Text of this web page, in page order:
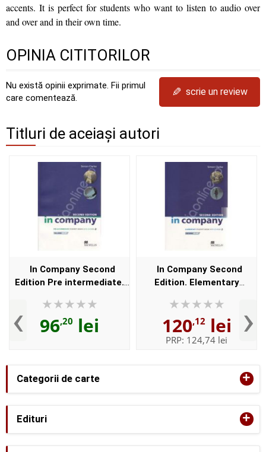
Categorii de carte +
Edituri +
accents. It is perfect for students who want to listen to audio over
and over and in their own time.
OPINIA CITITORILOR
Nu există opinii exprimate. Fii primul
care comentează.
✎ scrie un review
Titluri de aceiași autori
‹
In Company Second
Edition Pre intermediate.
rom
96,20 lei
In Company Second
Edition. Elementary
120,12lei
PRP: 124,74 lei ›